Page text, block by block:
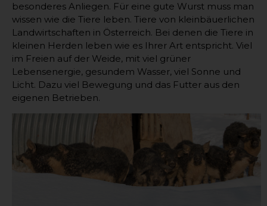
besonderes Anliegen. Für eine gute Wurst muss man
wissen wie die Tiere leben. Tiere von kleinbäuerlichen
Landwirtschaften in Österreich. Bei denen die Tiere in
kleinen Herden leben wie es Ihrer Art entspricht. Viel
im Freien auf der Weide, mit viel grüner
Lebensenergie, gesundem Wasser, viel Sonne und
Licht. Dazu viel Bewegung und das Futter aus den
eigenen Betrieben.